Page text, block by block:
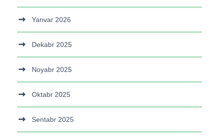
Yanvar 2026
Dekabr 2025
Noyabr 2025
Oktabr 2025
Sentabr 2025